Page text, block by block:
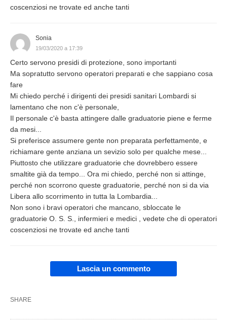
coscenziosi ne trovate ed anche tanti
Sonia
19/03/2020 a 17:39
Certo servono presidi di protezione, sono importanti
Ma sopratutto servono operatori preparati e che sappiano cosa
fare
Mi chiedo perché i dirigenti dei presidi sanitari Lombardi si
lamentano che non c'è personale,
Il personale c'è basta attingere dalle graduatorie piene e ferme
da mesi...
Si preferisce assumere gente non preparata perfettamente, e
richiamare gente anziana un sevizio solo per qualche mese...
Piuttosto che utilizzare graduatorie che dovrebbero essere
smaltite già da tempo... Ora mi chiedo, perché non si attinge,
perché non scorrono queste graduatorie, perché non si da via
Libera allo scorrimento in tutta la Lombardia...
Non sono i bravi operatori che mancano, sbloccate le
graduatorie O. S. S., infermieri e medici , vedete che di operatori
coscenziosi ne trovate ed anche tanti
Lascia un commento
SHARE